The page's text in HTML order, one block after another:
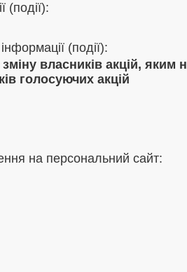
(події):
(події):
власників акцій, яким
голосуючих акцій
на персональний сайт: